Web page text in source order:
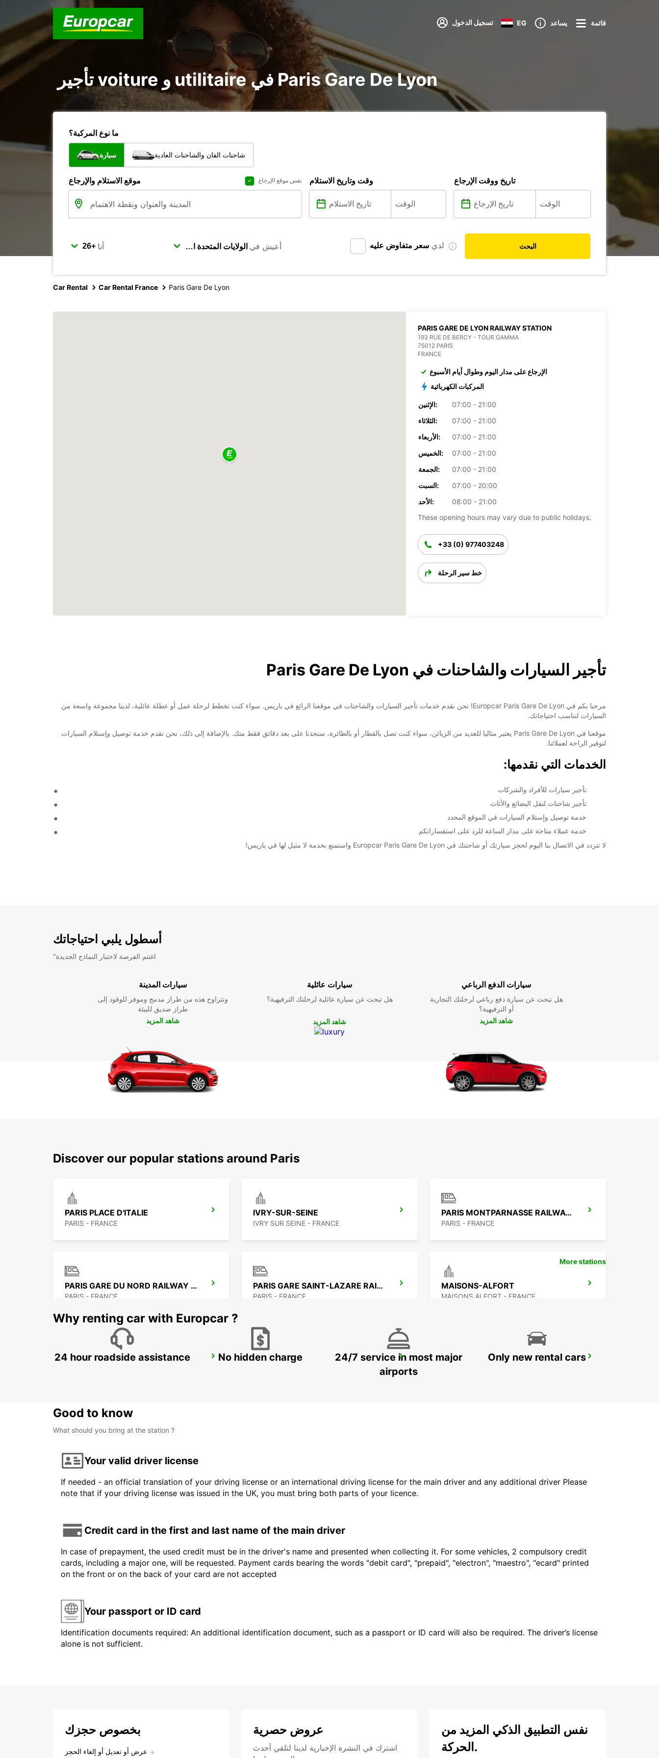
تسجيل الدخول EG يساعد قائمة
تأجير voiture و utilitaire في Paris Gare De Lyon
ما نوع المركبة؟
سيارة شاحنات الفان والشاحنات العادية
موقع الاستلام والإرجاع نفس موقع الإرجاع وقت وتاريخ الاستلام تاريخ ووقت الإرجاع
أنا أعيش في لدي سعر متفاوض عليه البحث
Car Rental Car Rental France Paris Gare De Lyon
PARIS GARE DE LYON RAILWAY STATION
193 RUE DE BERCY - TOUR GAMMA
75012 PARIS
FRANCE
الإرجاع على مدار اليوم وطوال أيام الأسبوع
المركبات الكهربائية
الإثنين:
07:00 - 21:00
الثلاثاء:
07:00 - 21:00
الأربعاء:
07:00 - 21:00
الخميس:
07:00 - 21:00
الجمعة:
07:00 - 21:00
السبت:
07:00 - 20:00
الأحد:
08:00 - 21:00
These opening hours may vary due to public holidays.
+33 (0) 977403248
خط سير الرحلة
تأجير السيارات والشاحنات في Paris Gare De Lyon
مرحبا بكم في Europcar Paris Gare De Lyon! نحن نقدم خدمات تأجير السيارات والشاحنات في موقعنا الرائع في باريس. سواء كنت تخطط لرحلة عمل أو عطلة عائلية، لدينا مجموعة واسعة من
السيارات لتناسب احتياجاتك.
موقعنا في Paris Gare De Lyon يعتبر مثاليا للعديد من الزبائن، سواء كنت تصل بالقطار أو بالطائرة، ستجدنا على بعد دقائق فقط منك. بالإضافة إلى ذلك، نحن نقدم خدمة توصيل وإستلام السيارات
لتوفير الراحة لعملائنا.
الخدمات التي نقدمها:
تأجير سيارات للأفراد والشركات
تأجير شاحنات لنقل البضائع والأثاث
خدمة توصيل وإستلام السيارات في الموقع المحدد
خدمة عملاء متاحة على مدار الساعة للرد على استفساراتكم
لا تتردد في الاتصال بنا اليوم لحجز سيارتك أو شاحنتك في Europcar Paris Gare De Lyon واستمتع بخدمة لا مثيل لها في باريس!
أسطول يلبي احتياجاتك
"اغتنم الفرصة لاختبار النماذج الجديدة
سيارات المدينة
وتتراوح هذه من طراز مدمج وموفر للوقود إلى
طراز صديق للبيئة
شاهد المزيد
سيارات عائلية
هل تبحث عن سيارة عائلية لرحلتك الترفيهية؟
شاهد المزيد
سيارات الدفع الرباعي
هل تبحث عن سيارة دفع رباعي لرحلتك التجارية
أو الترفيهية؟
شاهد المزيد
Discover our popular stations around Paris
PARIS PLACE D'ITALIE
PARIS - FRANCE
IVRY-SUR-SEINE
IVRY SUR SEINE - FRANCE
PARIS MONTPARNASSE RAILWAY STATION
PARIS - FRANCE
PARIS GARE DU NORD RAILWAY STATION
PARIS - FRANCE
PARIS GARE SAINT-LAZARE RAILWAY STATION
PARIS - FRANCE
MAISONS-ALFORT
MAISONS ALFORT - FRANCE
PARIS ETOILE FOCH PARIS PARC DES PRINCES PARIS ORLY AIRPORT
More stations
Why renting car with Europcar ?
24 hour roadside assistance No hidden charge
24/7 service in most major
airports
Only new rental cars
Good to know
What should you bring at the station ?
Your valid driver license
If needed - an official translation of your driving license or an international driving license for the main driver and any additional driver Please
note that if your driving license was issued in the UK, you must bring both parts of your licence.
Credit card in the first and last name of the main driver
In case of prepayment, the used credit must be in the driver's name and presented when collecting it. For some vehicles, 2 compulsory credit
cards, including a major one, will be requested. Payment cards bearing the words "debit card", "prepaid", "electron", "maestro", "ecard" printed
on the front or on the back of your card are not accepted
Your passport or ID card
Identification documents required: An additional identification document, such as a passport or ID card will also be required. The driver’s license
alone is not sufficient.
بخصوص حجزك
عرض أو تعديل أو إلغاء الحجز
عروض حصرية
اشترك في النشرة الإخبارية لدينا لتلقي أحدث
نفس التطبيق الذكي المزيد من
الحركة.